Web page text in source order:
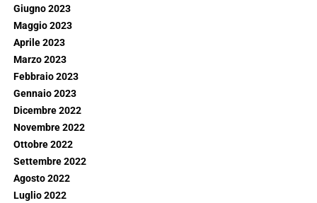
Giugno 2023
Maggio 2023
Aprile 2023
Marzo 2023
Febbraio 2023
Gennaio 2023
Dicembre 2022
Novembre 2022
Ottobre 2022
Settembre 2022
Agosto 2022
Luglio 2022